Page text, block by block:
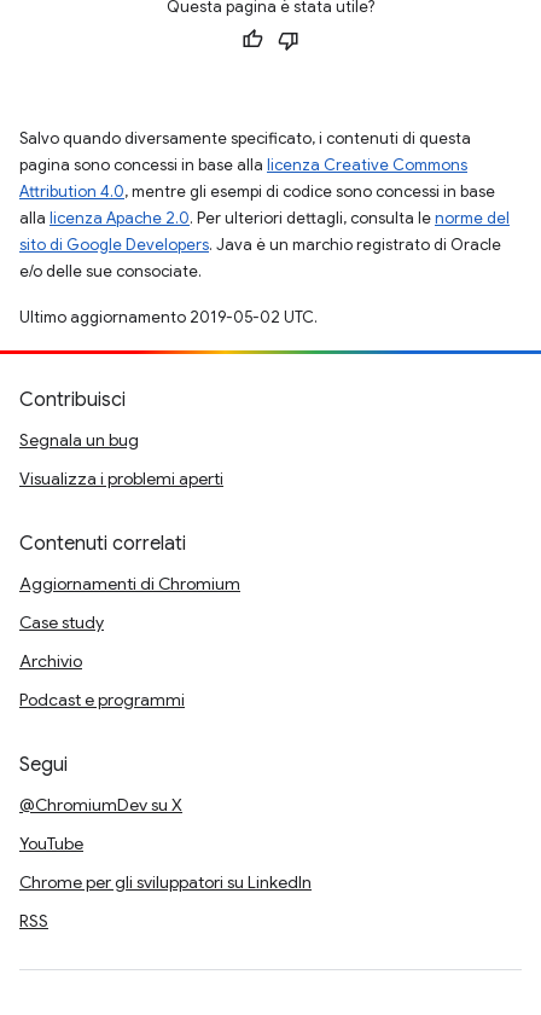
Questa pagina è stata utile?
Salvo quando diversamente specificato, i contenuti di questa
pagina sono concessi in base alla licenza Creative Commons
Attribution 4.0, mentre gli esempi di codice sono concessi in base
alla licenza Apache 2.0. Per ulteriori dettagli, consulta lenorme del
sito di Google Developers. Java è un marchio registrato di Oracle
e/o delle sue consociate.
Ultimo aggiornamento 2019-05-02 UTC.
Contribuisci
Segnala un bug
Visualizza i problemi aperti
Contenuti correlati
Aggiornamenti di Chromium
Case study
Archivio
Podcast e programmi
Segui
@ChromiumDev su X
YouTube
Chrome per gli sviluppatori su LinkedIn
RSS